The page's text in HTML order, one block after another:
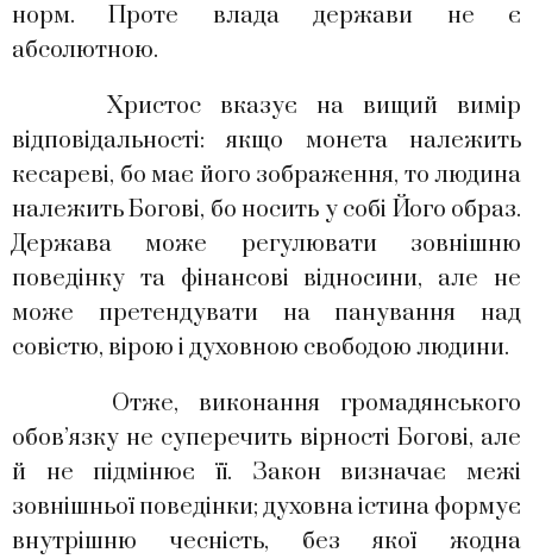
норм. Проте влада держави не є
абсолютною.
Христос вказує на вищий вимір
відповідальності: якщо монета належить
кесареві, бо має його зображення, то людина
належить Богові, бо носить у собі Його образ.
Держава може регулювати зовнішню
поведінку та фінансові відносини, але не
може претендувати на панування над
совістю, вірою і духовною свободою людини.
Отже, виконання громадянського
обов’язку не суперечить вірності Богові, але
й не підмінює її. Закон визначає межі
зовнішньої поведінки; духовна істина формує
внутрішню чесність, без якої жодна